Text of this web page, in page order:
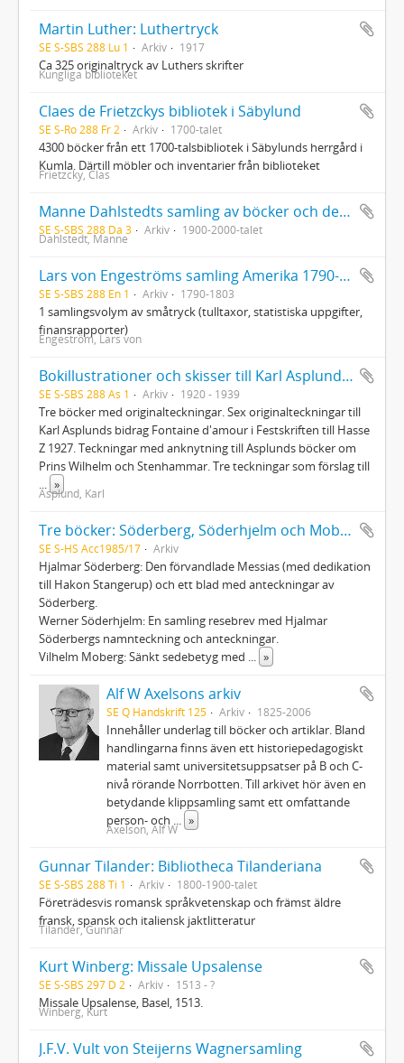
Martin Luther: Luthertryck
SE S-SBS 288 Lu 1 Arkiv 1917
Ca 325 originaltryck av Luthers skrifter
Kungliga biblioteket
Claes de Frietzckys bibliotek i Säbylund
SE S-Ro 288 Fr 2 Arkiv 1700-talet
4300 böcker från ett 1700-talsbibliotek i Säbylunds herrgård i
Kumla. Därtill möbler och inventarier från biblioteket
Frietzcky, Clas
Manne Dahlstedts samling av böcker och dekorerade papper
SE S-SBS 288 Da 3 Arkiv 1900-2000-talet
Dahlstedt, Manne
Lars von Engeströms samling Amerika 1790-1803
SE S-SBS 288 En 1 Arkiv 1790-1803
1 samlingsvolym av småtryck (tulltaxor, statistiska uppgifter,
finansrapporter)
Engeström, Lars von
Bokillustrationer och skisser till Karl Asplunds böcker
SE S-SBS 288 As 1 Arkiv 1920 - 1939
Tre böcker med originalteckningar. Sex originalteckningar till
Karl Asplunds bidrag Fontaine d'amour i Festskriften till Hasse
Z 1927. Teckningar med anknytning till Asplunds böcker om
Prins Wilhelm och Stenhammar. Tre teckningar som förslag till
»
Asplund, Karl
Tre böcker: Söderberg, Söderhjelm och Moberg
SE S-HS Acc1985/17 Arkiv
Hjalmar Söderberg: Den förvandlade Messias (med dedikation
till Hakon Stangerup) och ett blad med anteckningar av
Söderberg.
Werner Söderhjelm: En samling resebrev med Hjalmar
Söderbergs namnteckning och anteckningar.
Vilhelm Moberg: Sänkt sedebetyg med
»
Alf W Axelsons arkiv
SE Q Handskrift 125 Arkiv 1825-2006
Innehåller underlag till böcker och artiklar. Bland
handlingarna finns även ett historiepedagogiskt
material samt universitetsuppsatser på B och C-
nivå rörande Norrbotten. Till arkivet hör även en
betydande klippsamling samt ett omfattande
person- och
»
Axelson, Alf W
Gunnar Tilander: Bibliotheca Tilanderiana
SE S-SBS 288 Ti 1 Arkiv 1800-1900-talet
Företrädesvis romansk språkvetenskap och främst äldre
fransk, spansk och italiensk jaktlitteratur
Tilander, Gunnar
Kurt Winberg: Missale Upsalense
SE S-SBS 297 D 2 Arkiv 1513 - ?
Missale Upsalense, Basel, 1513.
Winberg, Kurt
J.F.V. Vult von Steijerns Wagnersamling